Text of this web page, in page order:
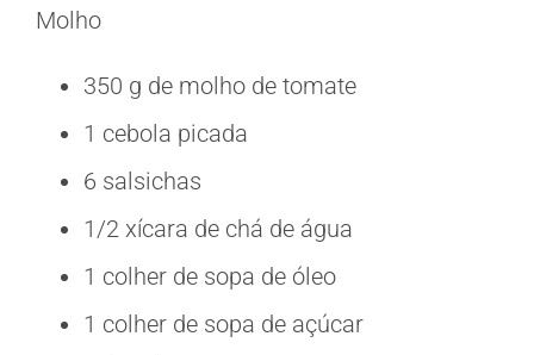
Molho
350 g de molho de tomate
1 cebola picada
6 salsichas
1/2 xícara de chá de água
1 colher de sopa de óleo
1 colher de sopa de açúcar